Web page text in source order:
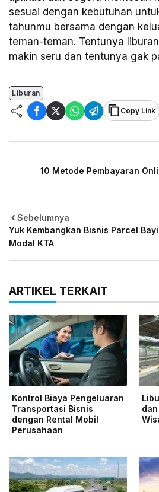
sesuai dengan kebutuhan
tahunmu bersama dengan
teman-teman. Tentunya
makin seru dan tentunya gak
Liburan
Copy Link
Sebelumnya
Yuk Kembangkan Bisnis Parcel
Modal KTA
10 Metode Pembayaran
ARTIKEL TERKAIT
Kontrol Biaya Pengeluaran
Transportasi Bisnis
dengan Rental Mobil
Perusahaan